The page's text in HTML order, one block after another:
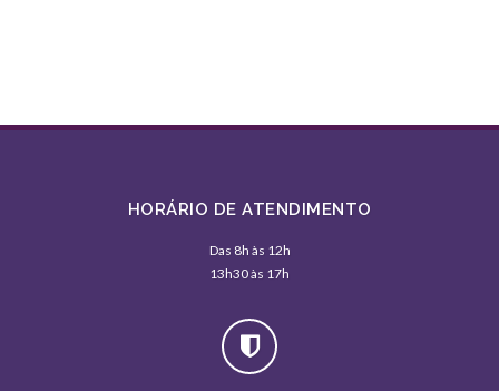
HORÁRIO DE ATENDIMENTO
Das 8h às 12h
13h30 às 17h